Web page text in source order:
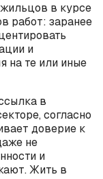
в курсе
работ: заранее
и
на те или иные
в
согласно
доверие к
не
и
Жить в